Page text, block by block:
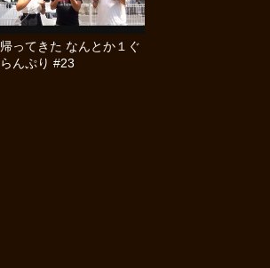
帰ってきた なんとか１ぐ
らんぷり #23